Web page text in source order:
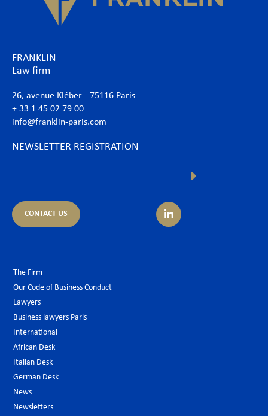
FRANKLIN
Law firm
26, avenue Kléber - 75116 Paris
+ 33 1 45 02 79 00
info@franklin-paris.com
NEWSLETTER REGISTRATION
CONTACT US
The Firm
Our Code of Business Conduct
Lawyers
Business lawyers Paris
International
African Desk
Italian Desk
German Desk
News
Newsletters